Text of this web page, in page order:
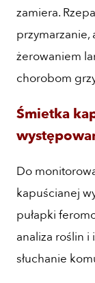
zamiera.
przymarzanie,
żerowaniem
chorobom
Śmietka
Do
kapuścianej
pułapki
analiza roślin i
słuchanie